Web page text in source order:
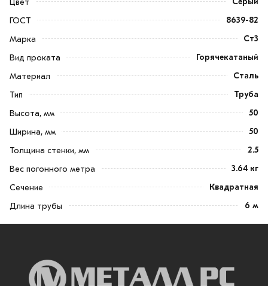
Цвет
ГОСТ
8639-82
Марка
Ст3
Вид проката
Горячекатаный
Материал
Сталь
Тип
Труба
Высота, мм
50
Ширина, мм
50
Толщина стенки, мм
2.5
Вес погонного метра
3.64 кг
Сечение
Квадратная
Длина трубы
6 м